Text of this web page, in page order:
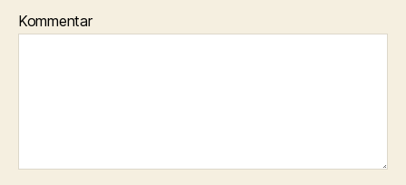
Kommentar